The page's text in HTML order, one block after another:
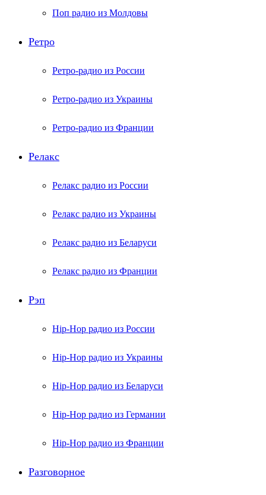
Поп радио из Молдовы
Ретро
Ретро-радио из России
Ретро-радио из Украины
Ретро-радио из Франции
Релакс
Релакс радио из России
Релакс радио из Украины
Релакс радио из Беларуси
Релакс радио из Франции
Рэп
Hip-Hop радио из России
Hip-Hop радио из Украины
Hip-Hop радио из Беларуси
Hip-Hop радио из Германии
Hip-Hop радио из Франции
Разговорное